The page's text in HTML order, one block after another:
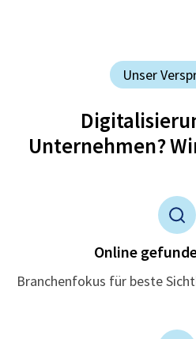
Unser
Unternehmen?
Online
Branchenfokus für beste